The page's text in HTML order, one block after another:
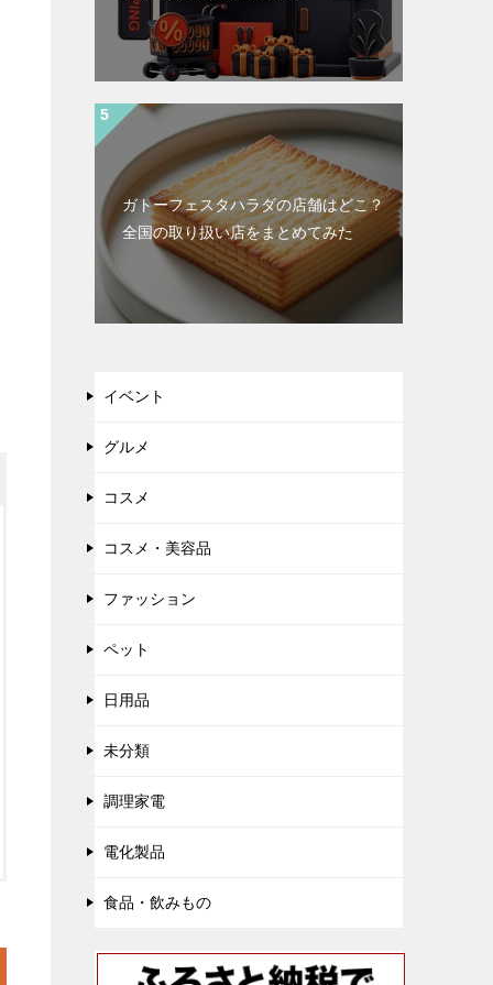
ガトーフェスタハラダの店舗はどこ？
全国の取り扱い店をまとめてみた
イベント
グルメ
コスメ
コスメ・美容品
ファッション
ペット
日用品
未分類
調理家電
電化製品
食品・飲みもの